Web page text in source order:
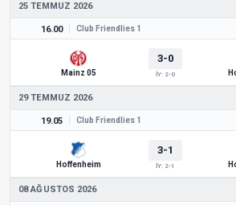
25 TEMMUZ 2026
16.00 Club Friendlies 1
Mainz 05
3-0
İY: 2-0
29 TEMMUZ 2026
19.05 Club Friendlies 1
Hoffenheim
3-1
İY: 2-1
08 AĞUSTOS 2026